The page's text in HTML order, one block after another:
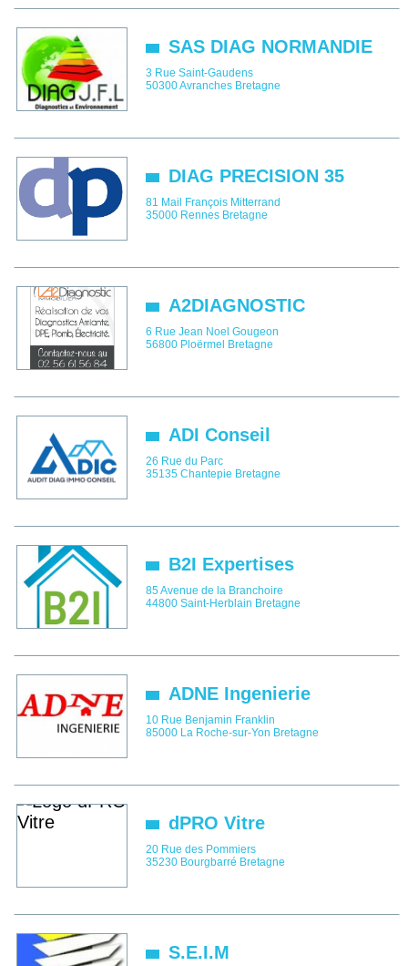
SAS DIAG NORMANDIE
3 Rue Saint-Gaudens
50300Avranches Bretagne
DIAG PRECISION 35
81 Mail François Mitterrand
35000 Rennes Bretagne
A2DIAGNOSTIC
6 Rue Jean Noel Gougeon
56800 Ploërmel Bretagne
ADI Conseil
26 Rue du Parc
35135 Chantepie Bretagne
B2I Expertises
85 Avenue de la Branchoire
44800 Saint-Herblain Bretagne
ADNE Ingenierie
10 Rue Benjamin Franklin
85000 La Roche-sur-Yon Bretagne
dPRO Vitre
20 Rue des Pommiers
35230 Bourgbarré Bretagne
S.E.I.M